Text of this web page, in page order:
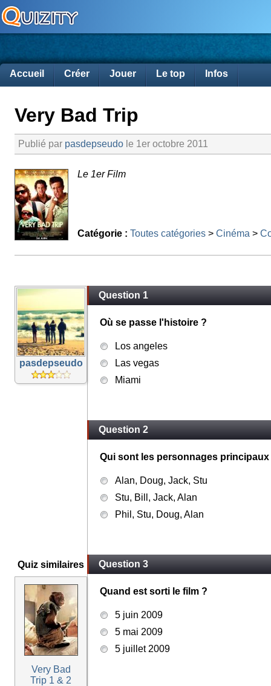
Accueil Créer Jouer Le top Infos
Very Bad Trip
Publié par pasdepseudo le 1er octobre 2011
Le 1er Film
Catégorie : Toutes catégories > Cinéma >
pasdepseudo
Quiz similaires
Very Bad
Trip 1 & 2
Question 1
Où se passe l'histoire ?
Los angeles
Las vegas
Miami
Question 2
Qui sont les personnages principaux
Alan, Doug, Jack, Stu
Stu, Bill, Jack, Alan
Phil, Stu, Doug, Alan
Question 3
Quand est sorti le film ?
5 juin 2009
5 mai 2009
5 juillet 2009